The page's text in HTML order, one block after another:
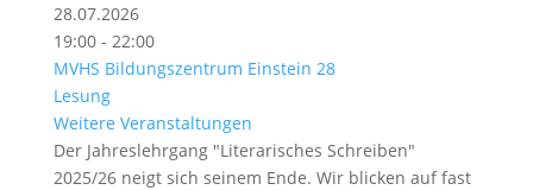
28.07.2026
19:00 - 22:00
MVHS Bildungszentrum Einstein 28
Lesung
Weitere Veranstaltungen
Der Jahreslehrgang "Literarisches Schreiben"
2025/26 neigt sich seinem Ende. Wir blicken auf fast